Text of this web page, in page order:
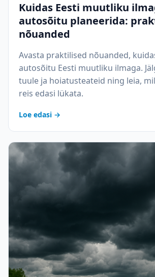
Kuidas Eesti muutliku
autosõitu planeerida:
nõuanded
Avasta praktilised nõuanded,
autosõitu Eesti muutliku ilmaga.
tuule ja hoiatusteateid ning leia,
reis edasi lükata.
Loe edasi →